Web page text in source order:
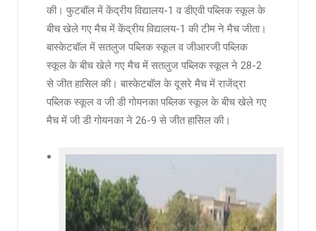
की। फुटबॉल में केंद्रीय विद्यालय-1 व डीएवी पब्लिक स्कूल के
बीच खेले गए मैच में केंद्रीय विद्यालय-1 की टीम ने मैच जीता।
बास्केटबॉल में सतलुज पब्लिक स्कूल व जीआरजी पब्लिक
स्कूल के बीच खेले गए मैच में सतलुज पब्लिक स्कूल ने 28-2
से जीत हासिल की। बास्केटबॉल के दूसरे मैच में राजेंद्रा
पब्लिक स्कूल व जी डी गोयनका पब्लिक स्कूल के बीच खेले गए
मैच में जी डी गोयनका ने 26-9 से जीत हासिल की।